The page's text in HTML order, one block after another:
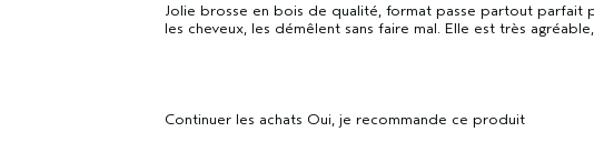
Jolie brosse en bois de qualité, format passe partout parfait
les cheveux, les démêlent sans faire mal. Elle est très
Continuer les achats Oui, je recommande ce produit